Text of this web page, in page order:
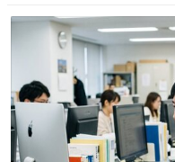
ね〜〜〜！
ト
数